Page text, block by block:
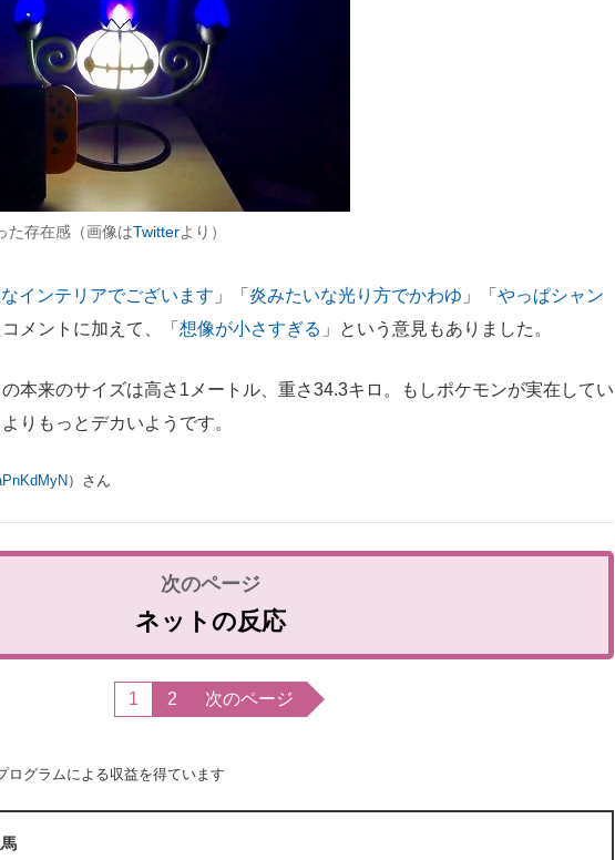
た存在感（画像はTwitterより）
インテリアでございます 」「 炎みたいな光り方でかわゆ 」「 やっぱシャン
メントに加えて、「 想像が小さすぎる 」という意見もありました。
本来のサイズは高さ1メートル、重さ34.3キロ。もしポケモンが実在してい
りもっとデカいようです。
）さん
ネットの反応
1 2 次のページ
グラムによる収益を得ています